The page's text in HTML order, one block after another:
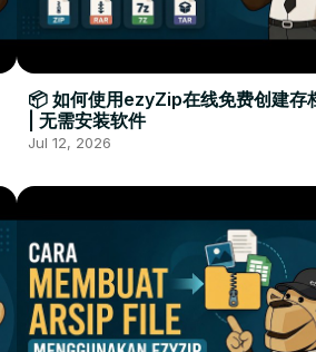
📦 如何使用ezyZip在线免费创建存
| 无需安装软件
Jul 12, 2026